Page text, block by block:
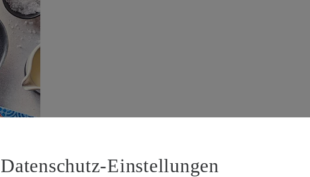
Datenschutz-Einstellungen